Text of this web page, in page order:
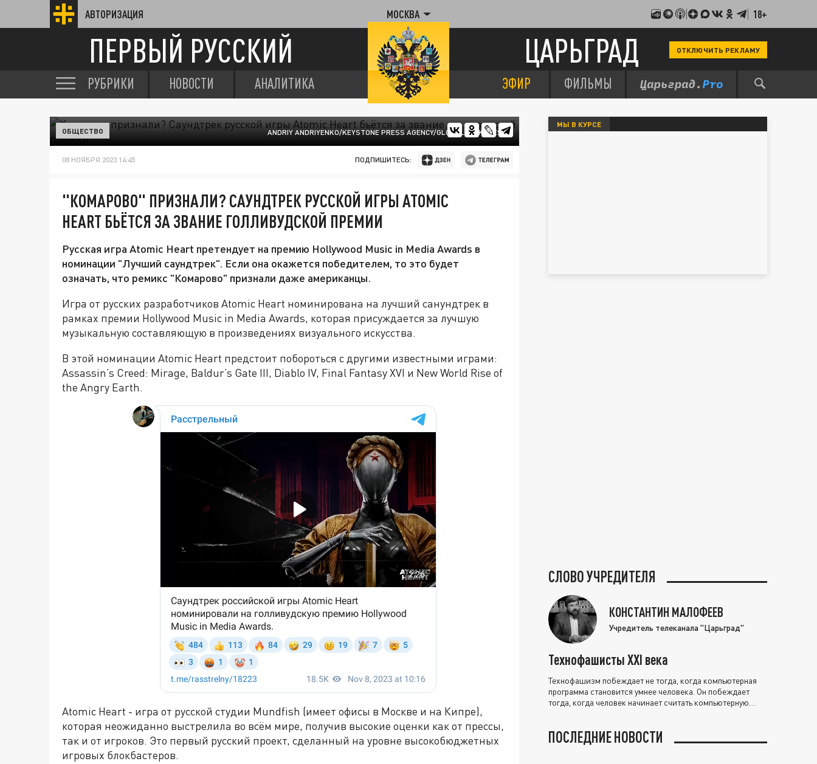
АВТОРИЗАЦИЯ МОСКВА 18+
ПЕРВЫЙ РУССКИЙ ЦАРЬГРАД ОТКЛЮЧИТЬ РЕКЛАМУ
РУБРИКИ НОВОСТИ АНАЛИТИКА ЭФИР ФИЛЬМЫ
ANDRIY ANDRIYENKO/KEYSTONE PRESS AGENCY/GLOBALLOOKPRESS
ОБЩЕСТВО
08 НОЯБРЯ 2023 14:45 ПОДПИШИТЕСЬ:
"КОМАРОВО" ПРИЗНАЛИ? САУНДТРЕК РУССКОЙ ИГРЫ ATOMIC
HEART БЬЁТСЯ ЗА ЗВАНИЕ ГОЛЛИВУДСКОЙ ПРЕМИИ
Русская игра Atomic Heart претендует на премию Hollywood Music in Media Awards в
номинации "Лучший саундтрек". Если она окажется победителем, то это будет
означать, что ремикс "Комарово" признали даже американцы.
Игра от русских разработчиков Atomic Heart номинирована на лучший санундтрек в
рамках премии Hollywood Music in Media Awards, которая присуждается за лучшую
музыкальную составляющую в произведениях визуального искусства.
В этой номинации Atomic Heart предстоит побороться с другими известными играми:
Assassin’s Creed: Mirage, Baldur’s Gate III, Diablo IV, Final Fantasy XVI и New World Rise of
the Angry Earth.
Atomic Heart - игра от русской студии Mundfish (имеет офисы в Москве и на Кипре),
которая неожиданно выстрелила во всём мире, получив высокие оценки как от прессы,
так и от игроков. Это первый русский проект, сделанный на уровне высокобюджетных
игровых блокбастеров.
МЫ В КУРСЕ
СЛОВО УЧРЕДИТЕЛЯ
КОНСТАНТИН МАЛОФЕЕВ
Учредитель телеканала "Царьград"
Технофашисты XXI века
Технофашизм побеждает не тогда, когда компьютерная
программа становится умнее человека. Он побеждает
тогда, когда человек начинает считать компьютерную
ПОСЛЕДНИЕ НОВОСТИ